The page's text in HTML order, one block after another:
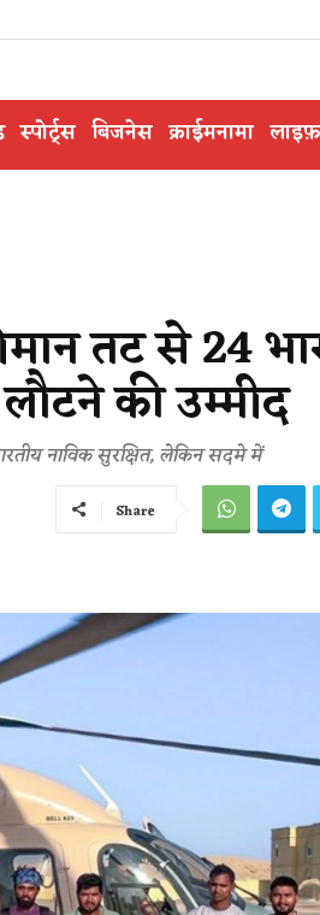
स्पोर्ट्स बिजनेस क्राईमनामा
तट से 24
की उम्मीद
नाविक सुरक्षित, लेकिन सदमे में
Share